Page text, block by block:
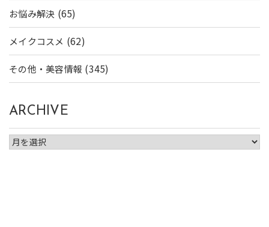
お悩み解決 (65)
メイクコスメ (62)
その他・美容情報 (345)
ARCHIVE